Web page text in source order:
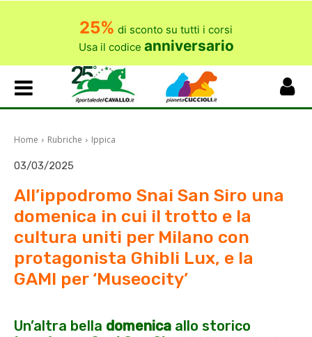
25% di sconto su tutti i corsi
Usa il codice anniversario
Home Rubriche Ippica
03/03/2025
All’ippodromo Snai San Siro una
domenica in cui il trotto e la
cultura uniti per Milano con
protagonista Ghibli Lux, e la
GAMI per ‘Museocity’
Un’altra bella domenica allo storico